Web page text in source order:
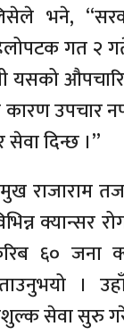
भने,
गत २
यसको
उपचार
दिन्छ ।”
राजाराम
क्यान्सर
६० जना
।
सेवा सुरु